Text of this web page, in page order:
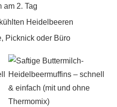
am 2. Tag
Heidelbeeren
Picknick oder Büro